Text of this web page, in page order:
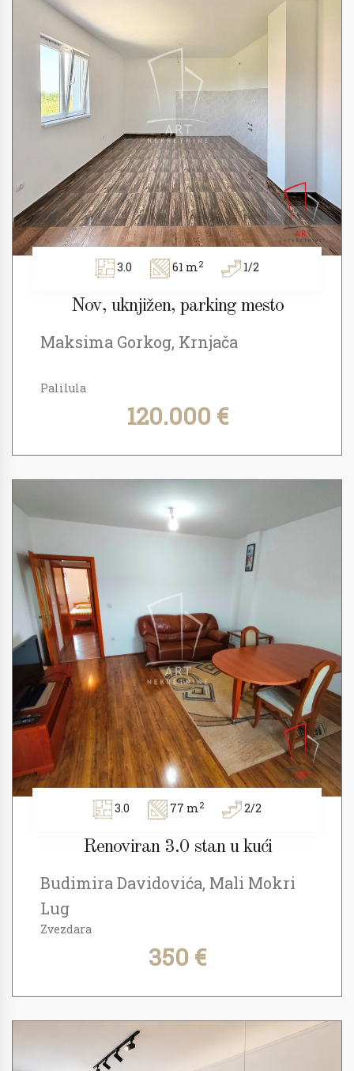
3.0 61 m2 1/2
Nov, uknjižen, parking mesto
Maksima Gorkog, Krnjača
Palilula
120.000 €
3.0 77 m2 2/2
Renoviran 3.0 stan u kući
Budimira Davidovića, Mali Mokri
Lug
Zvezdara
350 €